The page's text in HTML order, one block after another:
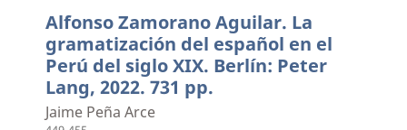
Alfonso Zamorano Aguilar. La
gramatización del español en el
Perú del siglo XIX. Berlín: Peter
Lang, 2022. 731 pp.
Jaime Peña Arce